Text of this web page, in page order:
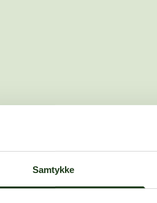
Samtykke
Der opstod en intern